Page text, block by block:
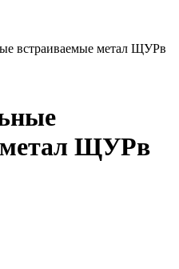
встраиваемые метал ЩУРв
метал ЩУРв